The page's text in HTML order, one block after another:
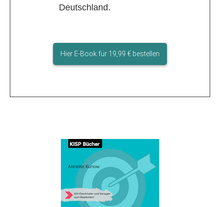
Deutschland.
Hier E-Book für 19,99 € bestellen